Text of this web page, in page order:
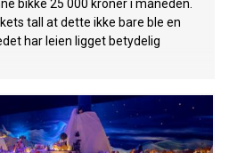
bikke 25 000 kroner i måneden.
tall at dette ikke bare ble en
har leien ligget betydelig